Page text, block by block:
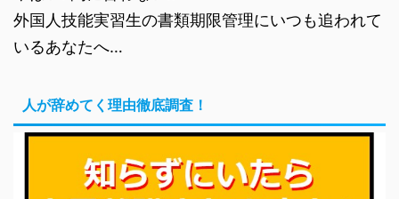
外国人技能実習生の書類期限管理にいつも追われて
いるあなたへ…
人が辞めてく理由徹底調査！